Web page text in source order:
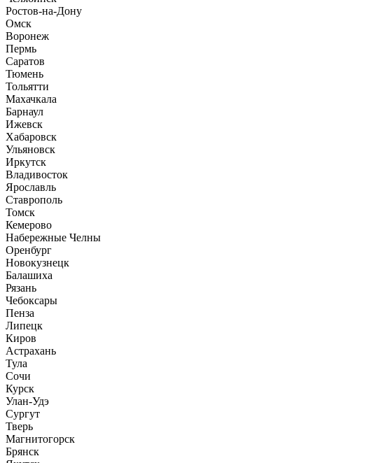
Ростов-на-Дону
Омск
Воронеж
Пермь
Саратов
Тюмень
Тольятти
Махачкала
Барнаул
Ижевск
Хабаровск
Ульяновск
Иркутск
Владивосток
Ярославль
Ставрополь
Томск
Кемерово
Набережные Челны
Оренбург
Новокузнецк
Балашиха
Рязань
Чебоксары
Пенза
Липецк
Киров
Астрахань
Тула
Сочи
Курск
Улан-Удэ
Сургут
Тверь
Магнитогорск
Брянск